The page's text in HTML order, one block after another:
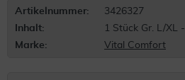
Artikelnummer:
3426327
Inhalt:
1 Stück Gr. L/XL -
Marke:
Vital Comfort